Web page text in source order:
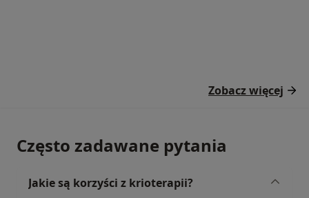
Zobacz więcej
Często zadawane pytania
Jakie są korzyści z krioterapii?